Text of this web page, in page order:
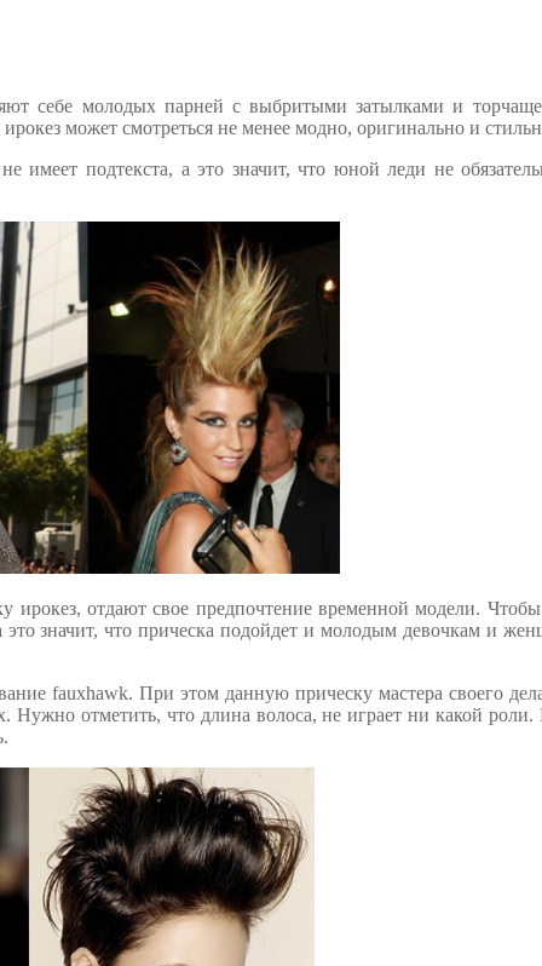
себе молодых парней с выбритыми затылками и
может смотреться не менее модно, оригинально и
имеет подтекста, а это значит, что юной леди не
отдают свое предпочтение временной модели. Чтобы
значит, что прическа подойдет и молодым девочкам и
fauxhawk. При этом данную прическу мастера своего
отметить, что длина волоса, не играет ни какой роли.